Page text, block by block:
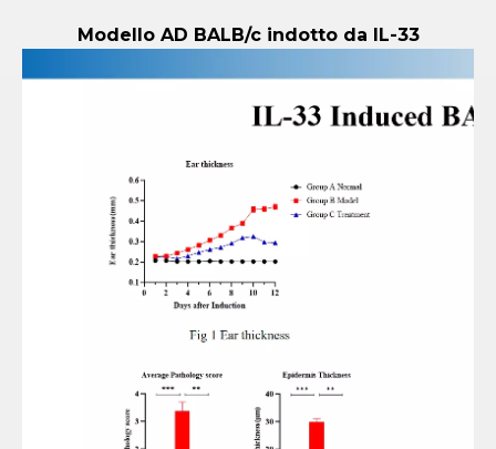
Modello AD BALB/c indotto da IL-33